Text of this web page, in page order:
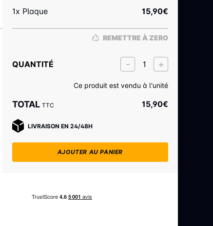
1x Plaque 15,90€
REMETTRE À ZERO
QUANTITÉ
Ce produit est vendu à l'unité
TOTAL TTC 15,90€
LIVRAISON EN 24/48H
AJOUTER AU PANIER